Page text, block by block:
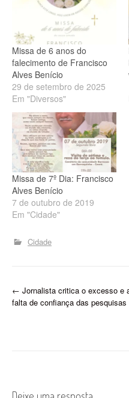
Missa de 6 anos do
falecimento de Francisco
Alves Benício
29 de setembro de 2025
Em "Diversos"
Missa de 7º Dia: Francisco
Alves Benício
7 de outubro de 2019
Em "Cidade"
Cidade
P
← Jornalista critica o excesso e
falta de confiança das pesquisas